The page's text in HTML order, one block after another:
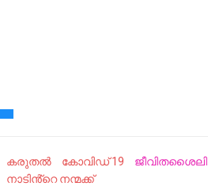
കരുതൽ കോവിഡ് 19 ജീവിതശൈലി
നാടിൻ്റെ നന്മക്ക്